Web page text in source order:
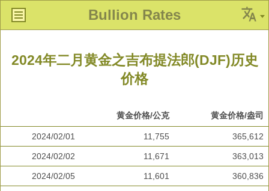
Bullion Rates
2024年二月黄金之吉布提法郎(DJF)历史
价格
黄金价格/公克 黄金价格/盎司
2024/02/01 11,755 365,612
2024/02/02 11,671 363,013
2024/02/05 11,601 360,836